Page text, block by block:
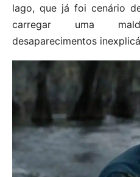
lago, que já foi cenário
carregar uma
desaparecimentos